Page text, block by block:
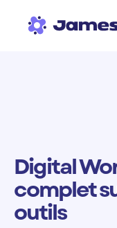
Digital
complet
outils